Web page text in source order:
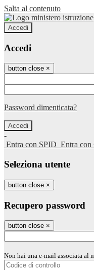
Salta al contenuto
Accedi
Accedi
button close ×
Password dimenticata?
-
Entra con SPID Entra con
Seleziona utente
button close ×
Recupero password
button close ×
Non hai una e-mail associata al